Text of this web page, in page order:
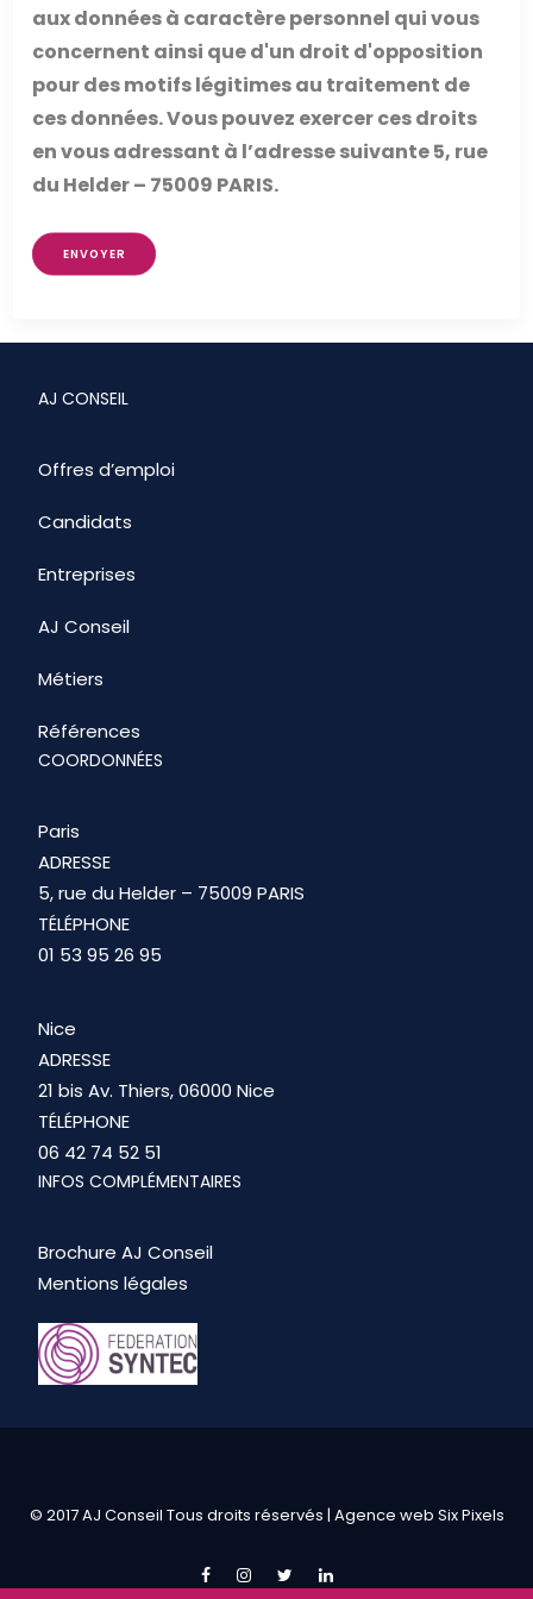
aux données à caractère personnel qui vous
concernent ainsi que d'un droit d'opposition
pour des motifs légitimes au traitement de
ces données. Vous pouvez exercer ces droits
en vous adressant à l’adresse suivante 5, rue
du Helder – 75009 PARIS.
ENVOYER
AJ CONSEIL
Offres d’emploi
Candidats
Entreprises
AJ Conseil
Métiers
Références
COORDONNÉES
Paris
ADRESSE
5, rue du Helder – 75009 PARIS
TÉLÉPHONE
01 53 95 26 95
Nice
ADRESSE
21 bis Av. Thiers, 06000 Nice
TÉLÉPHONE
06 42 74 52 51
INFOS COMPLÉMENTAIRES
Brochure AJ Conseil
Mentions légales
© 2017 AJ Conseil Tous droits réservés | Agence web Six Pixels